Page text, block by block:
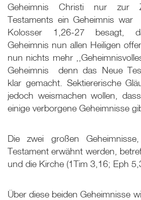
Geheimnis Christi nur zur
Testaments ein Geheimnis war
Kolosser 1,26-27 besagt,
Geheimnis nun allen Heiligen
nun nichts mehr
Geheimnis ­ denn das Neue
klar gemacht. Sektiererische
jedoch weismachen wollen,
einige verborgene Geheimnisse
Die zwei großen
Testament erwähnt werden,
und die Kirche (1Tim 3 ,16; Eph 5
Über diese beiden Geheimnisse